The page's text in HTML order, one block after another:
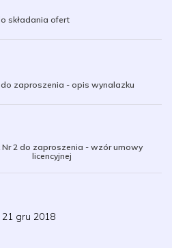
składania ofert
do zaproszenia - opis wynalazku
Nr 2 do zaproszenia - wzór umowy
licencyjnej
21 gru 2018